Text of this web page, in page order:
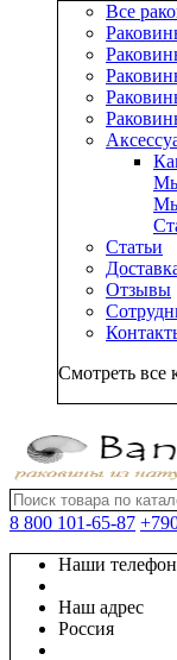
Все
Статьи
Отзывы
Смотреть все
8 800 101-65-87
Наши
Наш адрес
Россия